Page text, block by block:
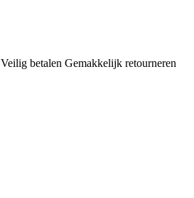
Veilig betalen Gemakkelijk retourneren